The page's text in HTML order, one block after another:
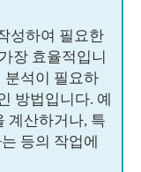
성하여 필요한
장 효율적입니
분석이 필요하
방법입니다. 예
계산하거나, 특
등의 작업에